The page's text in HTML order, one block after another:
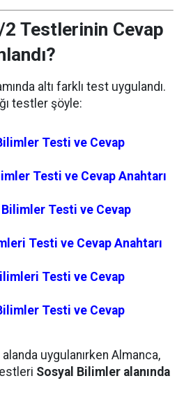
2 Testlerinin Cevap
altı farklı test uygulandı.
testler şöyle:
Testi ve Cevap
Testi ve Cevap Anahtarı
Bilimler Testi ve Cevap
Testi ve Cevap Anahtarı
Testi ve Cevap
Testi ve Cevap
alanda uygulanırken Almanca,
Sosyal Bilimler alanında